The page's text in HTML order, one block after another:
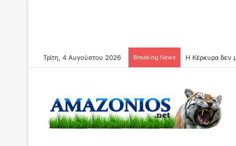
Τρίτη, 4 Αυγούστου 2026 Breaking News Η Κέρκυρα δεν